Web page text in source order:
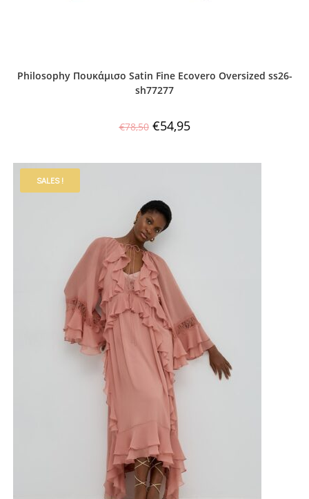
Philosophy Πουκάμισο Satin Fine Ecovero Oversized ss26-
sh77277
€78,50 €54,95
SALES !